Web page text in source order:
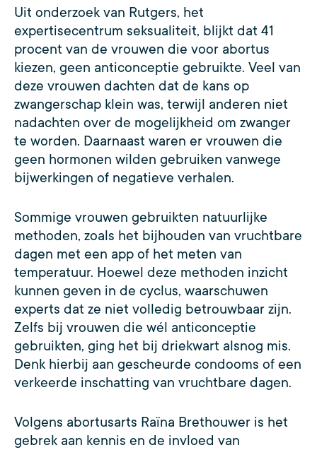
Uit onderzoek van Rutgers, het
expertisecentrum seksualiteit, blijkt dat 41
procent van de vrouwen die voor abortus
kiezen, geen anticonceptie gebruikte. Veel van
deze vrouwen dachten dat de kans op
zwangerschap klein was, terwijl anderen niet
nadachten over de mogelijkheid om zwanger
te worden. Daarnaast waren er vrouwen die
geen hormonen wilden gebruiken vanwege
bijwerkingen of negatieve verhalen.
Sommige vrouwen gebruikten natuurlijke
methoden, zoals het bijhouden van vruchtbare
dagen met een app of het meten van
temperatuur. Hoewel deze methoden inzicht
kunnen geven in de cyclus, waarschuwen
experts dat ze niet volledig betrouwbaar zijn.
Zelfs bij vrouwen die wél anticonceptie
gebruikten, ging het bij driekwart alsnog mis.
Denk hierbij aan gescheurde condooms of een
verkeerde inschatting van vruchtbare dagen.
Volgens abortusarts Raïna Brethouwer is het
gebrek aan kennis en de invloed van